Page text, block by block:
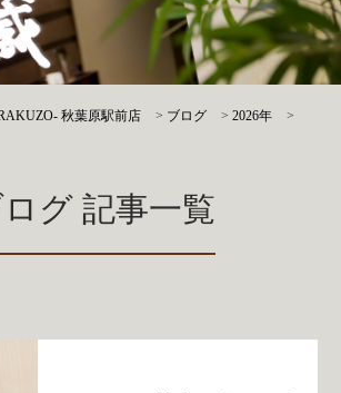
秋葉原駅前店 > ブログ >2026年
>
グ 記事一覧